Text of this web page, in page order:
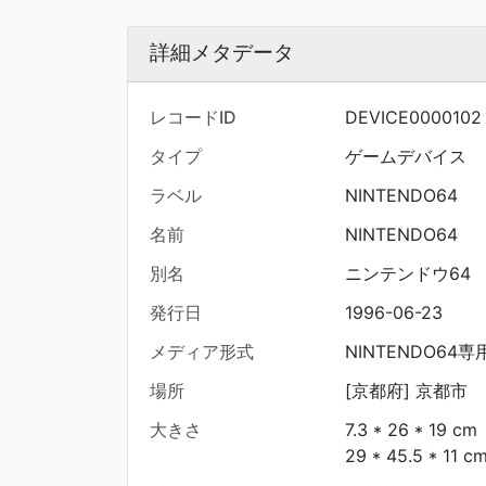
詳細メタデータ
レコードID
DEVICE0000102
タイプ
ゲームデバイス
ラベル
NINTENDO64
名前
NINTENDO64
別名
ニンテンドウ64
発行日
1996-06-23
メディア形式
NINTENDO64専
場所
[京都府] 京都市
大きさ
7.3 * 26 * 19 cm
29 * 45.5 * 11 cm